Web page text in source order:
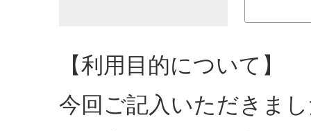
【利用目的について】
今回ご記入いただきま